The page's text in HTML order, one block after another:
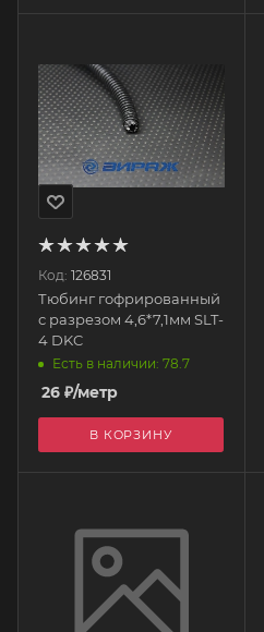
Код: 126831
Тюбинг гофрированный
с разрезом 4,6*7,1мм SLT-
4 DKC
Есть в наличии: 78.7
26 ₽/метр
В КОРЗИНУ